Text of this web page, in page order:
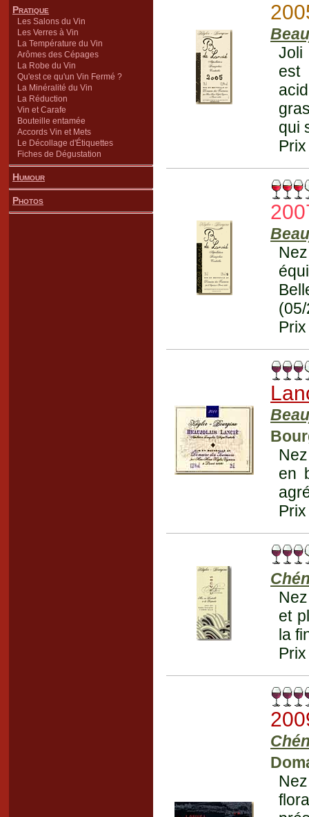
Pratique
Les Salons du Vin
Les Verres à Vin
La Température du Vin
Arômes des Cépages
La Robe du Vin
Qu'est ce qu'un Vin Fermé ?
La Minéralité du Vin
La Réduction
Vin et Carafe
Bouteille entamée
Accords Vin et Mets
Le Décollage d'Étiquettes
Fiches de Dégustation
Humour
Photos
Joli
est
qui
en
et
la